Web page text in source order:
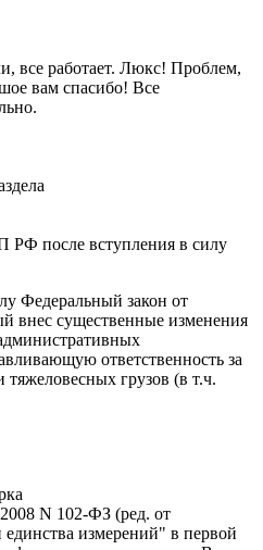
все работает. Люкс! Проблем,
вам спасибо! Все
РФ после вступления в силу
Федеральный закон от
внес существенные изменения
ответственность за
грузов (в т.ч.
N 102-ФЗ (ред. от
измерений" в первой